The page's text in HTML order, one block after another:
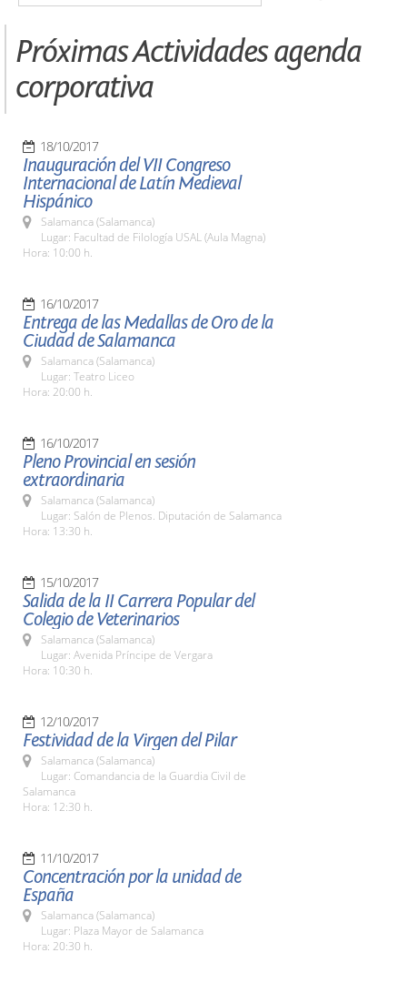
Próximas Actividades agenda
corporativa
18/10/2017
Inauguración del VII Congreso
Internacional de Latín Medieval
Hispánico
Salamanca (Salamanca)
Lugar: Facultad de Filología USAL (Aula Magna)
Hora: 10:00 h.
16/10/2017
Entrega de las Medallas de Oro de la
Ciudad de Salamanca
Salamanca (Salamanca)
Lugar: Teatro Liceo
Hora: 20:00 h.
16/10/2017
Pleno Provincial en sesión
extraordinaria
Salamanca (Salamanca)
Lugar: Salón de Plenos. Diputación de Salamanca
Hora: 13:30 h.
15/10/2017
Salida de la II Carrera Popular del
Colegio de Veterinarios
Salamanca (Salamanca)
Lugar: Avenida Príncipe de Vergara
Hora: 10:30 h.
12/10/2017
Festividad de la Virgen del Pilar
Salamanca (Salamanca)
Lugar: Comandancia de la Guardia Civil de
Salamanca
Hora: 12:30 h.
11/10/2017
Concentración por la unidad de
España
Salamanca (Salamanca)
Lugar: Plaza Mayor de Salamanca
Hora: 20:30 h.